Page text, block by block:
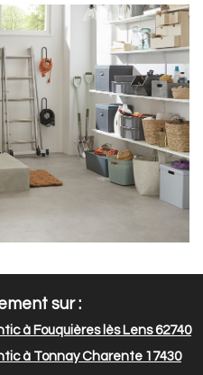
sur :
à Fouquières lès Lens 62740
à Tonnay Charente 17430